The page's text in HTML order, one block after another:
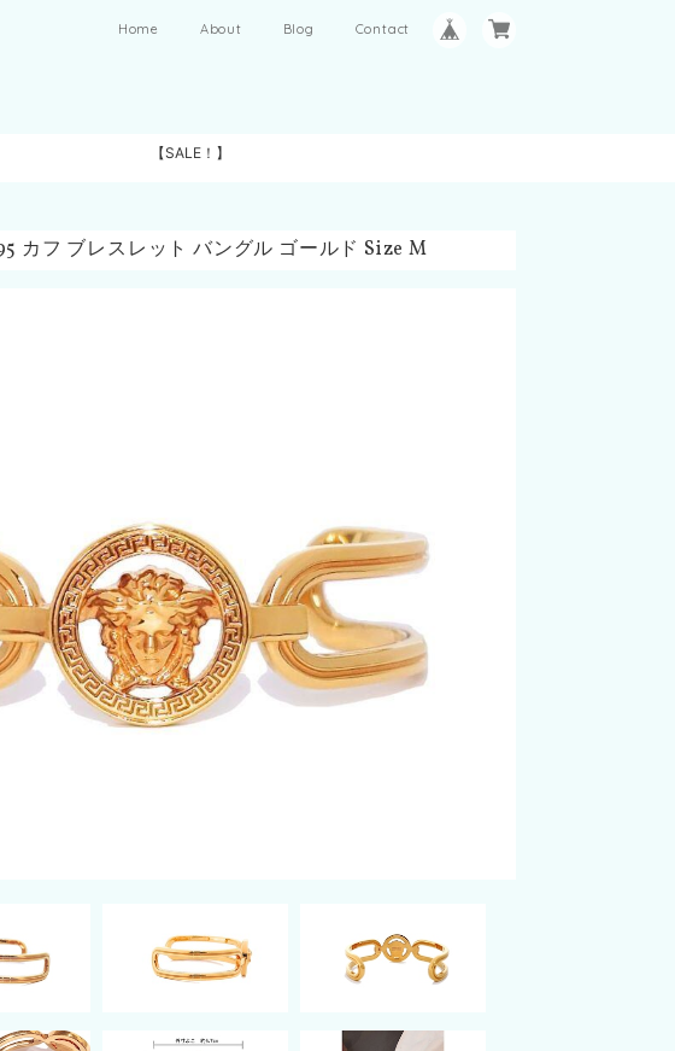
Home About Blog Contact
【SALE！】
カフ ブレスレット バングル ゴールド Size M